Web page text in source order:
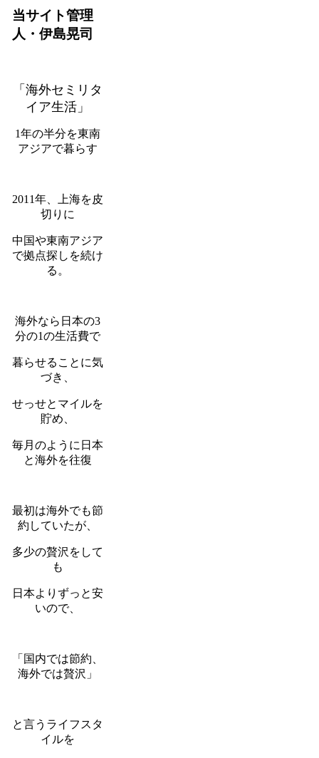
当サイト管理
人・伊島晃司
「海外セミリタ
イア生活」
1年の半分を東南
アジアで暮らす
2011年、上海を皮
切りに
中国や東南アジア
で拠点探しを続け
る。
海外なら日本の3
分の1の生活費で
暮らせることに気
づき、
せっせとマイルを
貯め、
毎月のように日本
と海外を往復
最初は海外でも節
約していたが、
多少の贅沢をして
も
日本よりずっと安
いので、
「国内では節約、
海外では贅沢」
と言うライフスタ
イルを